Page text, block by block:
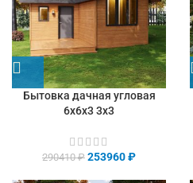
Бытовка дачная угловая
6х6х3 3х3
290410₽ 253960₽